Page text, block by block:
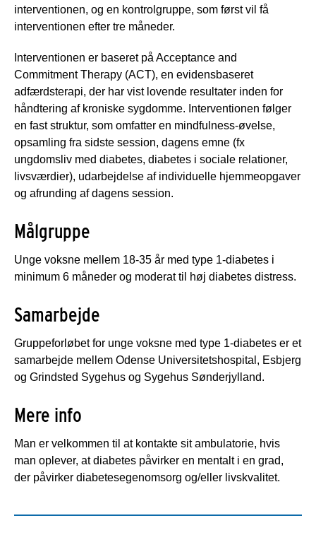
interventionen, og en kontrolgruppe, som først vil få
interventionen efter tre måneder.
Interventionen er baseret på Acceptance and
Commitment Therapy (ACT), en evidensbaseret
adfærdsterapi, der har vist lovende resultater inden for
håndtering af kroniske sygdomme. Interventionen følger
en fast struktur, som omfatter en mindfulness-øvelse,
opsamling fra sidste session, dagens emne (fx
ungdomsliv med diabetes, diabetes i sociale relationer,
livsværdier), udarbejdelse af individuelle hjemmeopgaver
og afrunding af dagens session.
Målgruppe
Unge voksne mellem 18-35 år med type 1-diabetes i
minimum 6 måneder og moderat til høj diabetes distress.
Samarbejde
Gruppeforløbet for unge voksne med type 1-diabetes er et
samarbejde mellem Odense Universitetshospital, Esbjerg
og Grindsted Sygehus og Sygehus Sønderjylland.
Mere info
Man er velkommen til at kontakte sit ambulatorie, hvis
man oplever, at diabetes påvirker en mentalt i en grad,
der påvirker diabetesegenomsorg og/eller livskvalitet.